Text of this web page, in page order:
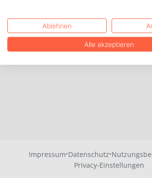
Impressum·Datenschutz·
Privacy-Einstellungen
Ablehnen
Alle akzeptieren